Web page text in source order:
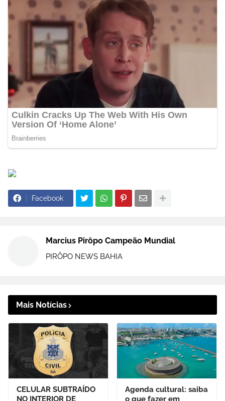
Facebook
Marcius Pirôpo Campeão Mundial
PIRÔPO NEWS BAHIA
Mais Notícias
CELULAR SUBTRAÍDO
NO INTERIOR DE
Agenda cultural: saiba
o que fazer em